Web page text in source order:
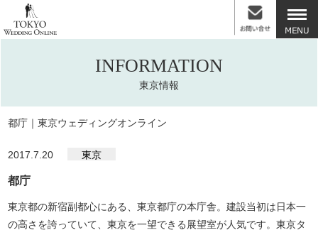
INFORMATION
東京情報
都庁｜東京ウェディングオンライン
2017.7.20 東京
都庁
東京都の新宿副都心にある、東京都庁の本庁舎。建設当初は日本一
の高さを誇っていて、東京を一望できる展望室が人気です。東京タ